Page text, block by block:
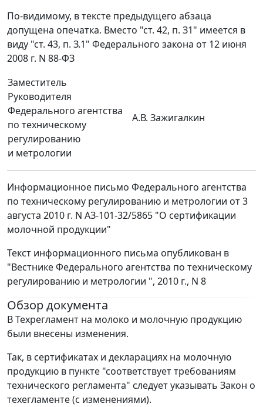
По-видимому, в тексте предыдущего абзаца
допущена опечатка. Вместо "ст. 42, п. З1" имеется в
виду "ст. 43, п. З.1" Федерального закона от 12 июня
2008 г. N 88-ФЗ
Заместитель
Руководителя
Федерального агентства
по техническому
регулированию
и метрологии
А.В. Зажигалкин
Информационное письмо Федерального агентства
по техническому регулированию и метрологии от 3
августа 2010 г. N AЗ-101-32/5865 "О сертификации
молочной продукции"
Текст информационного письма опубликован в
"Вестнике Федерального агентства по техническому
регулированию и метрологии ", 2010 г., N 8
Обзор документа
В Техрегламент на молоко и молочную продукцию
были внесены изменения.
Так, в сертификатах и декларациях на молочную
продукцию в пункте "соответствует требованиям
технического регламента" следует указывать Закон о
техегламенте (с изменениями).